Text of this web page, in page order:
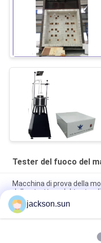
Tester del fuoco del
Macchina di prova della
delle strutture del tester
apparecchiatura dei
di qualità della
jackson.sun